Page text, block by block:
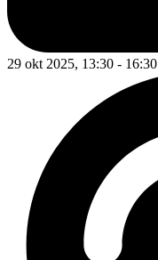
29 okt 2025, 13:30 - 16:30